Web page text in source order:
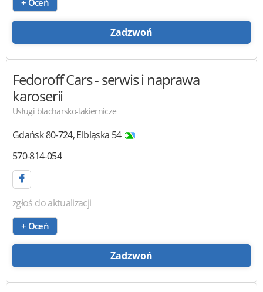
Zadzwoń
Fedoroff Cars- serwis i naprawa
karoserii
Usługi blacharsko-lakiernicze
Gdańsk80-724,Elbląska 54
570-814-054
zgłoś do aktualizacji
+ Oceń
Zadzwoń